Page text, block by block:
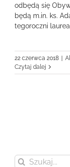
odbędą się
będą m.in. ks.
tegoroczni
22 czerwca 2018
Czytaj dalej
Szukaj